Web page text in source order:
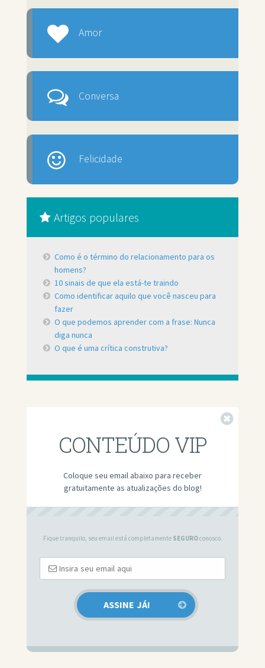
Amor
Conversa
Felicidade
Artigos populares
Como é o término do relacionamento para os
homens?
10 sinais de que ela está-te traindo
Como identificar aquilo que você nasceu para
fazer
O que podemos aprender com a frase: Nunca
diga nunca
O que é uma crítica construtiva?
CONTEÚDO VIP
Coloque seu email abaixo para receber
gratuitamente as atualizações do blog!
Fique tranquilo, seu email está completamente SEGUROconosco.